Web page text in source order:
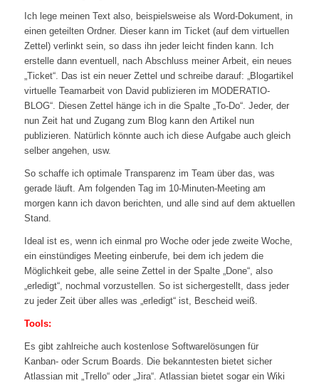
Ich lege meinen Text also, beispielsweise als Word-Dokument, in
einen geteilten Ordner. Dieser kann im Ticket (auf dem virtuellen
Zettel) verlinkt sein, so dass ihn jeder leicht finden kann. Ich
erstelle dann eventuell, nach Abschluss meiner Arbeit, ein neues
„Ticket“. Das ist ein neuer Zettel und schreibe darauf: „Blogartikel
virtuelle Teamarbeit von David publizieren im MODERATIO-
BLOG“. Diesen Zettel hänge ich in die Spalte „To-Do“. Jeder, der
nun Zeit hat und Zugang zum Blog kann den Artikel nun
publizieren. Natürlich könnte auch ich diese Aufgabe auch gleich
selber angehen, usw.
So schaffe ich optimale Transparenz im Team über das, was
gerade läuft. Am folgenden Tag im 10-Minuten-Meeting am
morgen kann ich davon berichten, und alle sind auf dem aktuellen
Stand.
Ideal ist es, wenn ich einmal pro Woche oder jede zweite Woche,
ein einstündiges Meeting einberufe, bei dem ich jedem die
Möglichkeit gebe, alle seine Zettel in der Spalte „Done“, also
„erledigt“, nochmal vorzustellen. So ist sichergestellt, dass jeder
zu jeder Zeit über alles was „erledigt“ ist, Bescheid weiß.
Tools:
Es gibt zahlreiche auch kostenlose Softwarelösungen für
Kanban- oder Scrum Boards. Die bekanntesten bietet sicher
Atlassian mit „Trello“ oder „Jira“. Atlassian bietet sogar ein Wiki